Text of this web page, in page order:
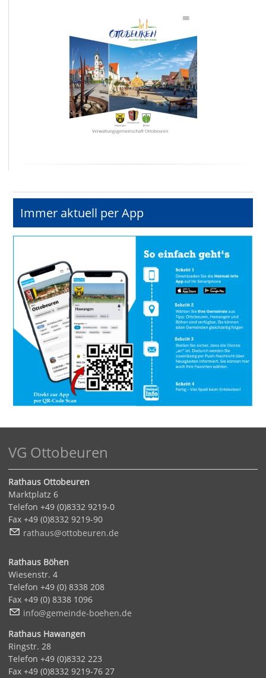
Immer aktuell per App
VG Ottobeuren
Rathaus Ottobeuren
Marktplatz 6
Telefon +49 (0)8332 9219-0
Fax +49 (0)8332 9219-90
r th s tt b r n d
Rathaus Böhen
Wiesenstr. 4
Telefon +49 (0) 8338 208
Fax +49 (0) 8338 1096
nf
g m nd -b h n d
Rathaus Hawangen
Ringstr. 28
Telefon +49 (0)8332 223
Fax +49 (0)8332 9219-76 27